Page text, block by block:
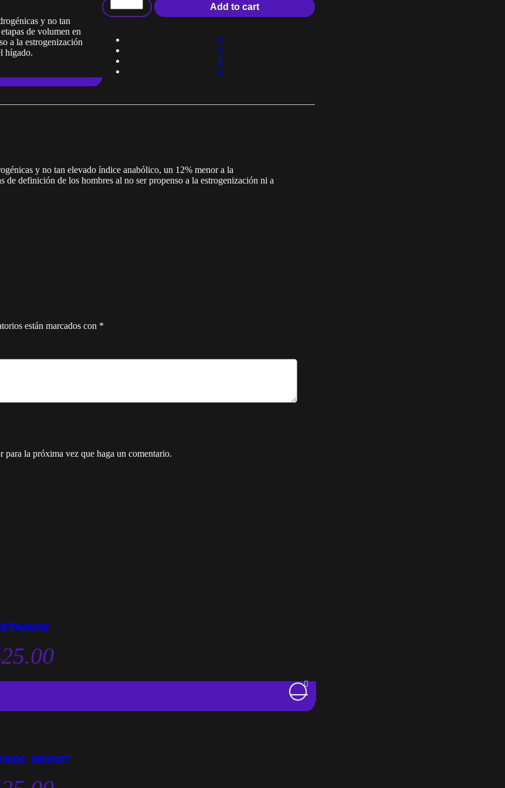
y no tan
de volumen en
a la estrogenización
hígado.
Add to cart
y no tan elevado índice anabólico, un 12% menor a la
de definición de los hombres al no ser propenso a la estrogenización ni a
están marcados con *
la próxima vez que haga un comentario.
DEPOT